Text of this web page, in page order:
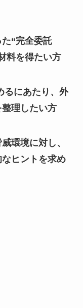
“完全委託
料を得たい方
るにあたり、外
理したい方
環境に対し、
ヒントを求め